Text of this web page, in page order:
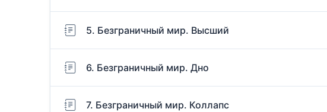
5. Безграничный мир. Высший
6. Безграничный мир. Дно
7. Безграничный мир. Коллапс